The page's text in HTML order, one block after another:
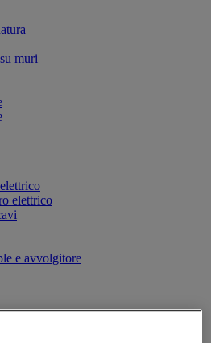
muri
elettrico
e avvolgitore